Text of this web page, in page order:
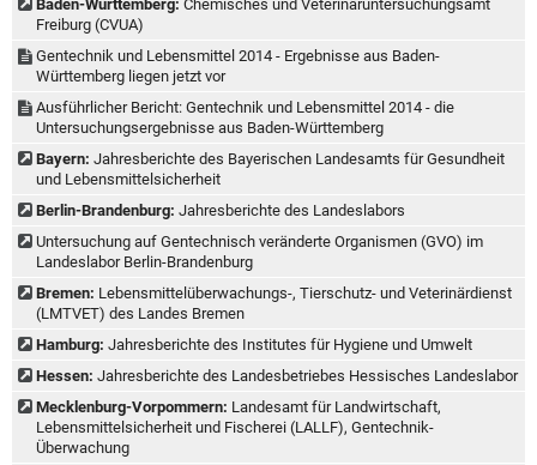
Baden-Württemberg: Chemisches und Veterinäruntersuchungsamt
Freiburg (CVUA)
Gentechnik und Lebensmittel 2014 - Ergebnisse aus Baden-
Württemberg liegen jetzt vor
Ausführlicher Bericht: Gentechnik und Lebensmittel 2014 - die
Untersuchungsergebnisse aus Baden-Württemberg
Bayern: Jahresberichte des Bayerischen Landesamts für Gesundheit
und Lebensmittelsicherheit
Berlin-Brandenburg: Jahresberichte des Landeslabors
Untersuchung auf Gentechnisch veränderte Organismen (GVO) im
Landeslabor Berlin-Brandenburg
Bremen: Lebensmittelüberwachungs-, Tierschutz- und Veterinärdienst
(LMTVET) des Landes Bremen
Hamburg: Jahresberichte des Institutes für Hygiene und Umwelt
Hessen: Jahresberichte des Landesbetriebes Hessisches Landeslabor
Mecklenburg-Vorpommern: Landesamt für Landwirtschaft,
Lebensmittelsicherheit und Fischerei (LALLF), Gentechnik-
Überwachung